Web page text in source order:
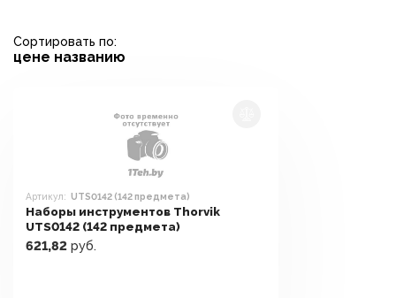
Сортировать по:
цене названию
Артикул: UTS0142 (142 предмета)
Наборы инструментов Thorvik
UTS0142 (142 предмета)
621,82 руб.